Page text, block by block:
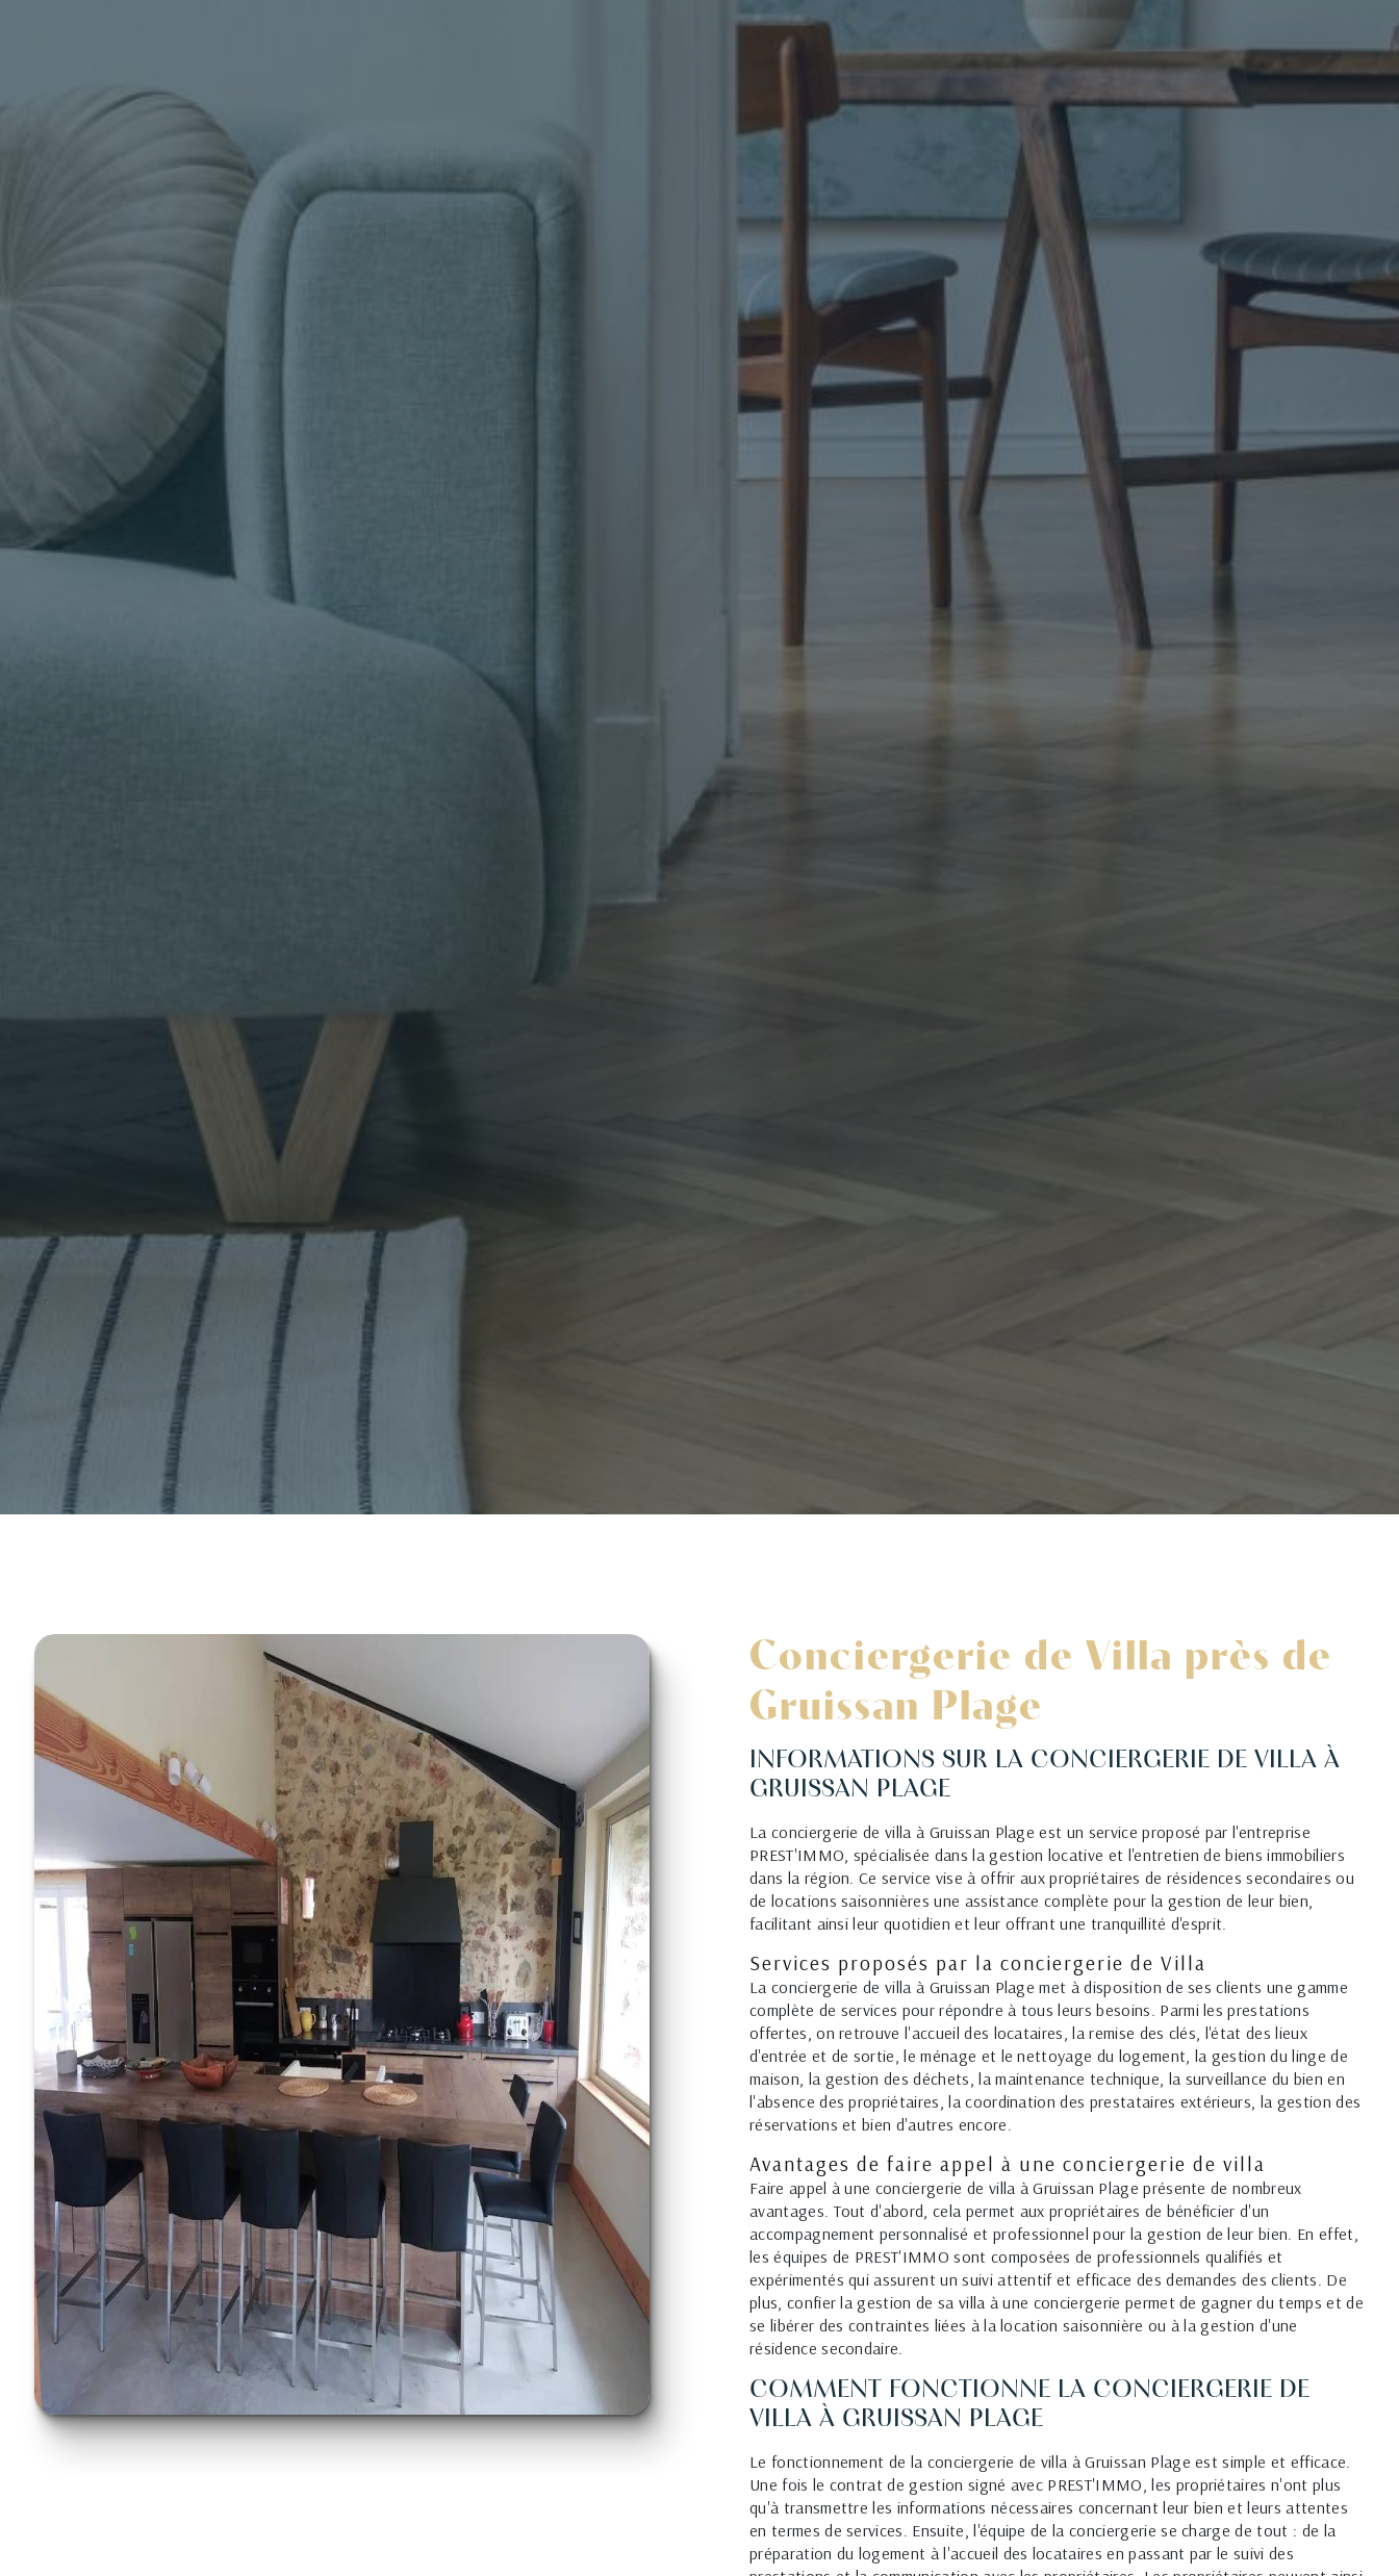
Conciergerie de Villa près de
Gruissan Plage
INFORMATIONS SUR LA CONCIERGERIE DE VILLA À
GRUISSAN PLAGE
La conciergerie de villa à Gruissan Plage est un service proposé par l'entreprise
PREST'IMMO, spécialisée dans la gestion locative et l'entretien de biens immobiliers
dans la région. Ce service vise à offrir aux propriétaires de résidences secondaires ou
de locations saisonnières une assistance complète pour la gestion de leur bien,
facilitant ainsi leur quotidien et leur offrant une tranquillité d'esprit.
Services proposés par la conciergerie de Villa
La conciergerie de villa à Gruissan Plage met à disposition de ses clients une gamme
complète de services pour répondre à tous leurs besoins. Parmi les prestations
offertes, on retrouve l'accueil des locataires, la remise des clés, l'état des lieux
d'entrée et de sortie, le ménage et le nettoyage du logement, la gestion du linge de
maison, la gestion des déchets, la maintenance technique, la surveillance du bien en
l'absence des propriétaires, la coordination des prestataires extérieurs, la gestion des
réservations et bien d'autres encore.
Avantages de faire appel à une conciergerie de villa
Faire appel à une conciergerie de villa à Gruissan Plage présente de nombreux
avantages. Tout d'abord, cela permet aux propriétaires de bénéficier d'un
accompagnement personnalisé et professionnel pour la gestion de leur bien. En effet,
les équipes de PREST'IMMO sont composées de professionnels qualifiés et
expérimentés qui assurent un suivi attentif et efficace des demandes des clients. De
plus, confier la gestion de sa villa à une conciergerie permet de gagner du temps et de
se libérer des contraintes liées à la location saisonnière ou à la gestion d'une
résidence secondaire.
COMMENT FONCTIONNE LA CONCIERGERIE DE
VILLA À GRUISSAN PLAGE
Le fonctionnement de la conciergerie de villa à Gruissan Plage est simple et efficace.
Une fois le contrat de gestion signé avec PREST'IMMO, les propriétaires n'ont plus
qu'à transmettre les informations nécessaires concernant leur bien et leurs attentes
en termes de services. Ensuite, l'équipe de la conciergerie se charge de tout : de la
préparation du logement à l'accueil des locataires en passant par le suivi des